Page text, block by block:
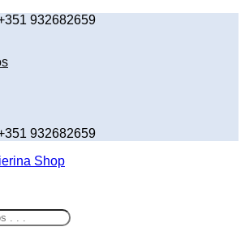
932682659
932682659